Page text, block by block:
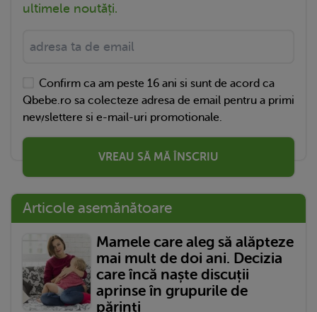
ultimele noutăți.
Confirm ca am peste 16 ani si sunt de acord ca
Qbebe.ro sa colecteze adresa de email pentru a primi
newslettere si e-mail-uri promotionale.
VREAU SĂ MĂ ÎNSCRIU
Articole asemănătoare
Mamele care aleg să alăpteze
mai mult de doi ani. Decizia
care încă naște discuții
aprinse în grupurile de
părinți